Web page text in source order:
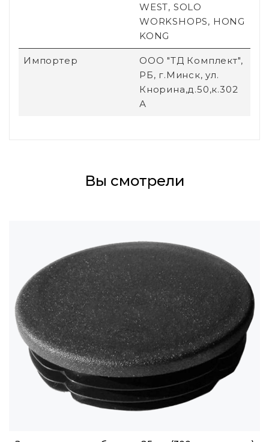
WEST, SOLO
WORKSHOPS, HONG
KONG
Импортер
ООО "ТД Комплект",
РБ, г.Минск, ул.
Кнорина,д.50,к.302
А
Вы смотрели